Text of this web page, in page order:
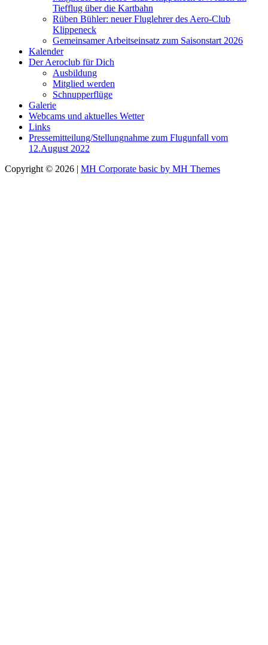
Tiefflug über die Kartbahn
Rüben Bühler: neuer Fluglehrer des Aero-Club
Klippeneck
Gemeinsamer Arbeitseinsatz zum Saisonstart 2026
Kalender
Der Aeroclub für Dich
Ausbildung
Mitglied werden
Schnupperflüge
Galerie
Webcams und aktuelles Wetter
Links
Pressemitteilung/Stellungnahme zum Flugunfall vom
12.August 2022
Copyright © 2026 | MH Corporate basic by MH Themes